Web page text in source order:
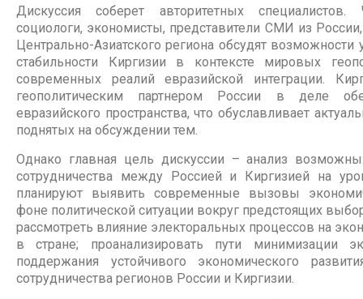
Дискуссия соберет авторитетных специалистов.
социологи, экономисты, представители СМИ из
Центрально-Азиатского региона обсудят возможности
стабильности Киргизии в контексте мировых
современных реалий евразийской интеграции.
геополитическим партнером России в деле
евразийского пространства, что обуславливает
поднятых на обсуждении тем.
Однако главная цель дискуссии – анализ
сотрудничества между Россией и Киргизией на
планируют выявить современные вызовы
фоне политической ситуации вокруг предстоящих
рассмотреть влияние электоральных процессов на
в стране; проанализировать пути минимизации
поддержания устойчивого экономического
сотрудничества регионов России и Киргизии.